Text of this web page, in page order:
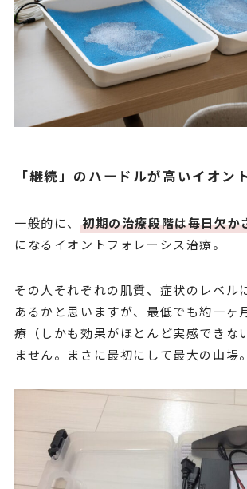
「継続」のハードルが高いイオン
一般的に、 初期の治療段階は毎日欠か
になるイオントフォレーシス治療。
その人それぞれの肌質、症状のレベル
あるかと思いますが、最低でも約一ヶ
療（しかも効果がほとんど実感できな
ません。まさに最初にして最大の山場。